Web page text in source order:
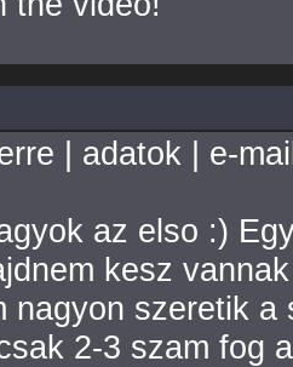
| adatok | e-
az elso :)
kesz
nagyon szeretik
2-3 szam fog